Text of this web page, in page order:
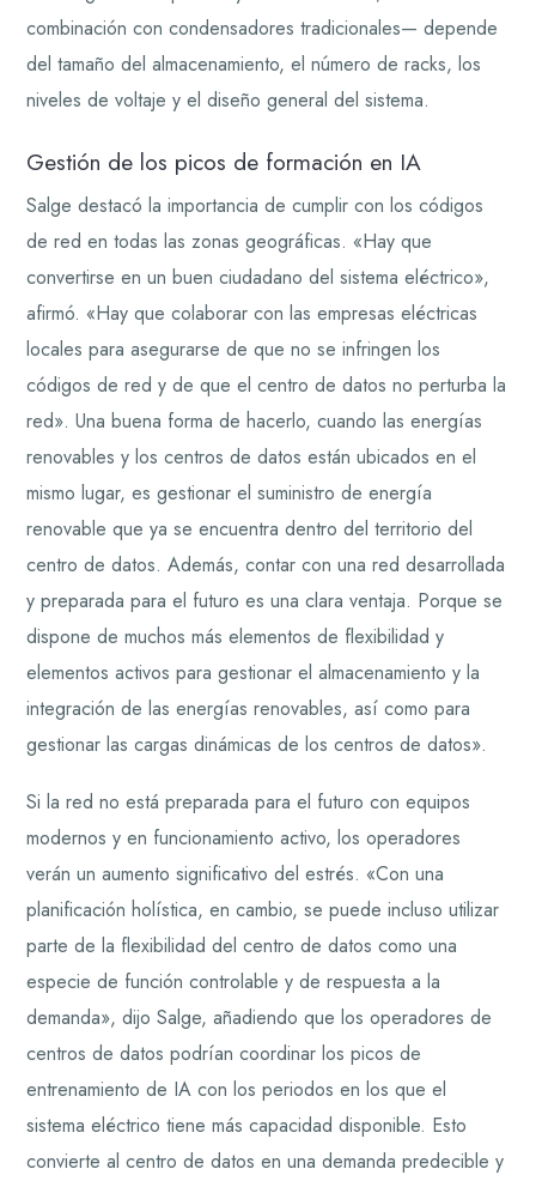
combinación con condensadores tradicionales— depende
del tamaño del almacenamiento, el número de racks, los
niveles de voltaje y el diseño general del sistema.
Gestión de los picos de formación en IA
Salge destacó la importancia de cumplir con los códigos
de red en todas las zonas geográficas. «Hay que
convertirse en un buen ciudadano del sistema eléctrico»,
afirmó. «Hay que colaborar con las empresas eléctricas
locales para asegurarse de que no se infringen los
códigos de red y de que el centro de datos no perturba la
red». Una buena forma de hacerlo, cuando las energías
renovables y los centros de datos están ubicados en el
mismo lugar, es gestionar el suministro de energía
renovable que ya se encuentra dentro del territorio del
centro de datos. Además, contar con una red desarrollada
y preparada para el futuro es una clara ventaja. Porque se
dispone de muchos más elementos de flexibilidad y
elementos activos para gestionar el almacenamiento y la
integración de las energías renovables, así como para
gestionar las cargas dinámicas de los centros de datos».
Si la red no está preparada para el futuro con equipos
modernos y en funcionamiento activo, los operadores
verán un aumento significativo del estrés. «Con una
planificación holística, en cambio, se puede incluso utilizar
parte de la flexibilidad del centro de datos como una
especie de función controlable y de respuesta a la
demanda», dijo Salge, añadiendo que los operadores de
centros de datos podrían coordinar los picos de
entrenamiento de IA con los periodos en los que el
sistema eléctrico tiene más capacidad disponible. Esto
convierte al centro de datos en una demanda predecible y